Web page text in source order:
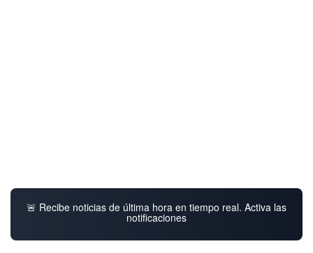
🚨 Recibe noticias de última hora en tiempo real. Activa las
notificaciones